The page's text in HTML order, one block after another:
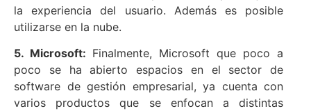
la experiencia del usuario. Además es posible
utilizarse en la nube.
5. Microsoft: Finalmente, Microsoft que poco a
poco se ha abierto espacios en el sector de
software de gestión empresarial, ya cuenta con
varios productos que se enfocan a distintas